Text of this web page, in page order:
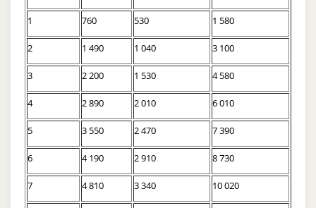
1 760 530 1 580
2 1 490 1 040 3 100
3 2 200 1 530 4 580
4 2 890 2 010 6 010
5 3 550 2 470 7 390
6 4 190 2 910 8 730
7 4 810 3 340 10 020